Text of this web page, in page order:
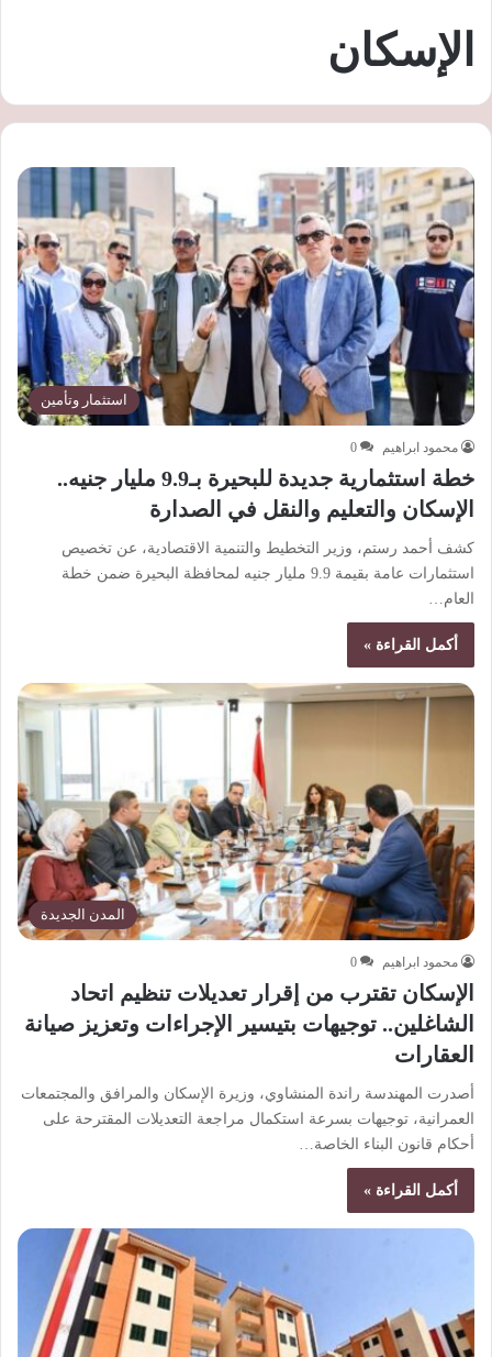
الإسكان
استثمار وتأمين
محمود ابراهيم 0
خطة استثمارية جديدة للبحيرة بـ9.9 مليار جنيه..
الإسكان والتعليم والنقل في الصدارة
كشف أحمد رستم، وزير التخطيط والتنمية الاقتصادية، عن تخصيص
استثمارات عامة بقيمة 9.9 مليار جنيه لمحافظة البحيرة ضمن خطة
العام…
أكمل القراءة »
المدن الجديدة
محمود ابراهيم 0
الإسكان تقترب من إقرار تعديلات تنظيم اتحاد
الشاغلين.. توجيهات بتيسير الإجراءات وتعزيز صيانة
العقارات
أصدرت المهندسة راندة المنشاوي، وزيرة الإسكان والمرافق والمجتمعات
العمرانية، توجيهات بسرعة استكمال مراجعة التعديلات المقترحة على
أحكام قانون البناء الخاصة…
أكمل القراءة »